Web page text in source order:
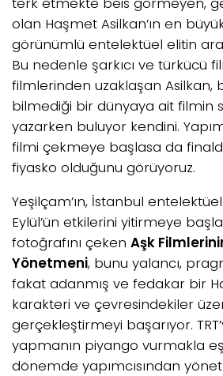
olan Haşmet Asilkan’ın en
görünümlü entelektüel elitin
Bu nedenle şarkıcı ve türkücü
filmlerinden uzaklaşan Asilkan,
bilmediği bir dünyaya ait filmin
yazarken buluyor kendini.
filmi çekmeye başlasa da
fiyasko olduğunu görüyoruz.
Yeşilçam’ın, İstanbul
Eylül’ün etkilerini yitirmeye
fotoğrafını çeken Aşk
Yönetmeni, bunu yalancı,
fakat adanmış ve fedakar bir
karakteri ve çevresindekiler
gerçekleştirmeyi başarıyor.
yapmanın piyango vurmakla
dönemde yapımcısından